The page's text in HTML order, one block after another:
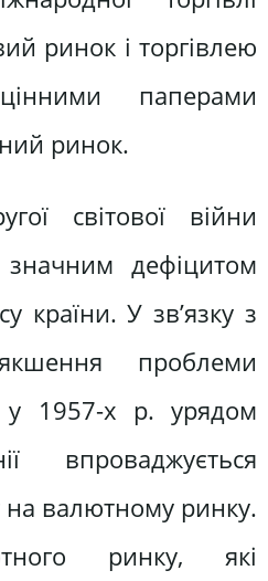
ринок і торгівлею
паперами
ринок.
світової війни
значним дефіцитом
країни. У зв’язку з
проблеми
у 1957-х р. урядом
впроваджується
на валютному ринку.
ринку, які